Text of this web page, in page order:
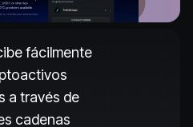
fácilmente
a través de
cadenas